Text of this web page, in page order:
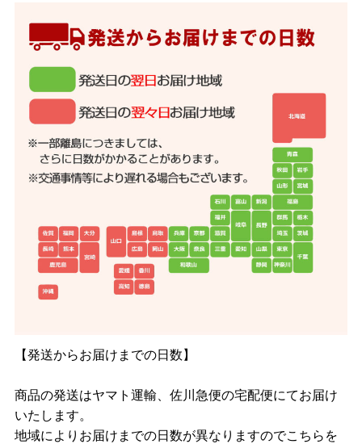
【発送からお届けまでの日数】
商品の発送はヤマト運輸、佐川急便の宅配便にてお届け
いたします。
地域によりお届けまでの日数が異なりますのでこちらを